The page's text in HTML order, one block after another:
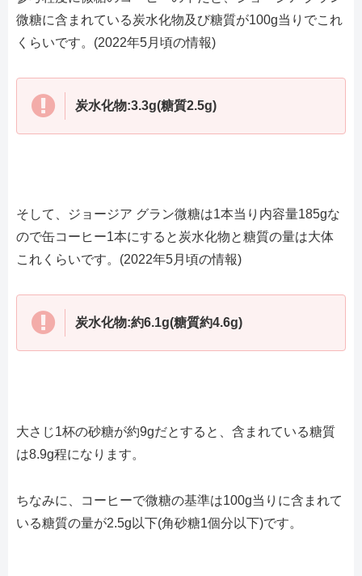
微糖に含まれている炭水化物及び糖質が100g当りでこれ
くらいです。(2022年5月頃の情報)
炭水化物:3.3g(糖質2.5g)
そして、ジョージア グラン微糖は1本当り内容量185gな
ので缶コーヒー1本にすると炭水化物と糖質の量は大体
これくらいです。(2022年5月頃の情報)
炭水化物:約6.1g(糖質約4.6g)
大さじ1杯の砂糖が約9gだとすると、含まれている糖質
は8.9g程になります。
ちなみに、コーヒーで微糖の基準は100g当りに含まれて
いる糖質の量が2.5g以下(角砂糖1個分以下)です。